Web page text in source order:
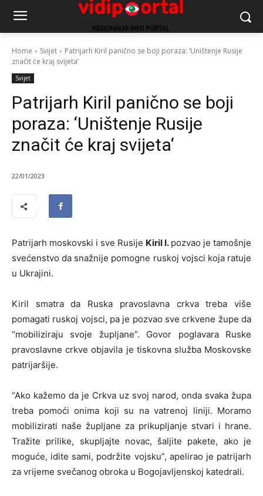
Home Svijet
Patrijarh Kiril panično se boji poraza: ‘Uništenje Rusije
značit će kraj svijeta‘
Svijet
Patrijarh Kiril panično se boji
poraza: ‘Uništenje Rusije
značit će kraj svijeta‘
22/01/2023
Patrijarh moskovski i sve Rusije Kiril I. pozvao je tamošnje
svećenstvo da snažnije pomogne ruskoj vojsci koja ratuje
u Ukrajini.
Kiril smatra da Ruska pravoslavna crkva treba više
pomagati ruskoj vojsci, pa je pozvao sve crkvene župe da
“mobiliziraju svoje župljane”. Govor poglavara Ruske
pravoslavne crkve objavila je tiskovna služba Moskovske
patrijaršije.
“Ako kažemo da je Crkva uz svoj narod, onda svaka župa
treba pomoći onima koji su na vatrenoj liniji. Moramo
mobilizirati naše župljane za prikupljanje stvari i hrane.
Tražite prilike, skupljajte novac, šaljite pakete, ako je
moguće, idite sami, podržite vojsku”, apelirao je patrijarh
za vrijeme svečanog obroka u Bogojavljenskoj katedrali.